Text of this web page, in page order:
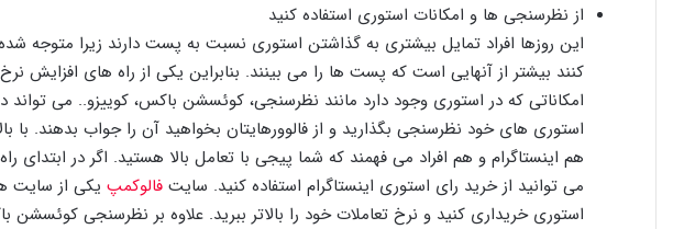
از نظرسنجی ها و امکانات استوری استفاده کنید
این روزها افراد تمایل بیشتری به گذاشتن استوری نسبت به پست دارند زیرا متوجه
کنند بیشتر از آنهایی است که پست ها را می بینند. بنابراین یکی از راه های افزایش
امکاناتی که در استوری وجود دارد مانند نظرسنجی، کوئسشن باکس، کوییزو.. می
استوری های خود نظرسنجی بگذارید و از فالوورهایتان بخواهید آن را جواب بدهند. با
هم اینستاگرام و هم افراد می فهمند که شما پیجی با تعامل بالا هستید. اگر در ابتدای
می توانید از خرید رای استوری اینستاگرام استفاده کنید. سایت فالوکمپ یکی از سایت
استوری خریداری کنید و نرخ تعاملات خود را بالاتر ببرید. علاوه بر نظرسنجی